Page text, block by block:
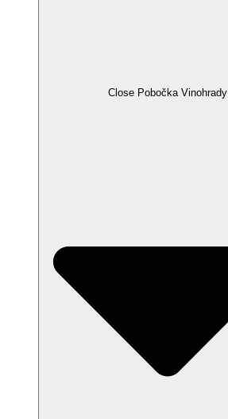
Close Pobočka Vinohrady